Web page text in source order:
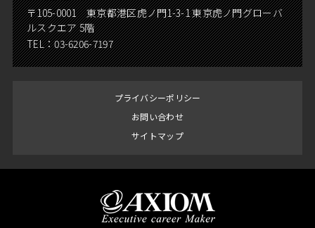
〒105-0001 東京都港区虎ノ門1-3-1 東京虎ノ門グローバ
ルスクエア 5階
TEL：03-6206-7197
プライバシーポリシー
お問い合わせ
サイトマップ